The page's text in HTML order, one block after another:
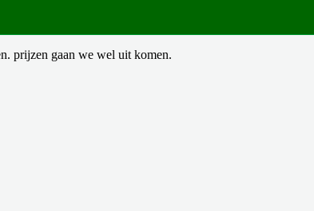
prijzen gaan we wel uit komen.